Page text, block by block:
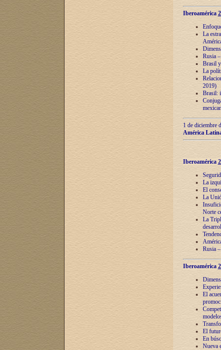
Iberoamérica
La
Rusia
Brasil
La
2019)
Brasil:
1 de diciembre
América
Iberoamérica
La
El
La
Norte
La
Rusia
Iberoamérica
El
El
En
Nueva